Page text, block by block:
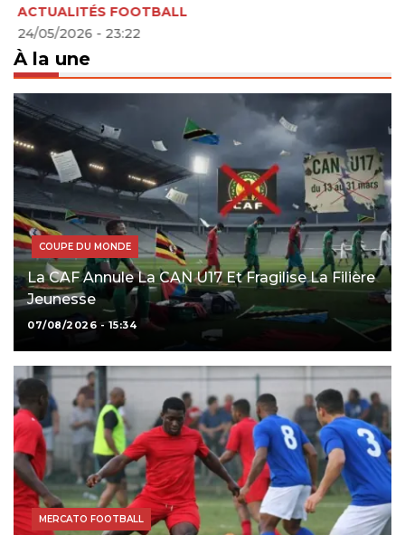
ACTUALITÉS FOOTBALL
24/05/2026 - 23:22
À la une
COUPE DU MONDE
La CAF Annule La CAN U17 Et Fragilise La Filière
Jeunesse
07/08/2026 - 15:34
MERCATO FOOTBALL